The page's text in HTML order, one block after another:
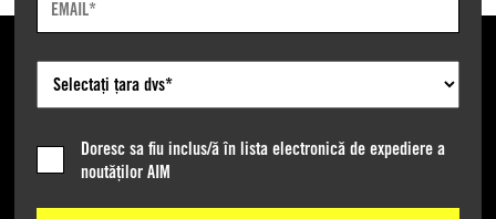
Address.
Field
Doresc sa fiu inclus/ă în lista electronică de expediere a
noutăților AIM
DESPRE NOI
Expand
Despre
noi